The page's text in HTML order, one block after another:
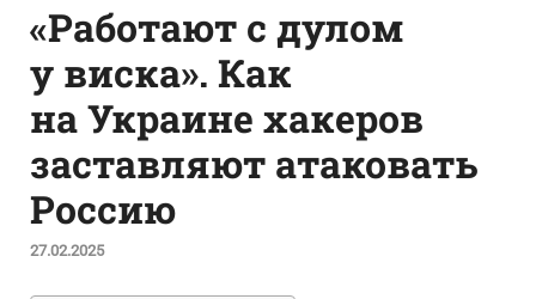
«Работают с дулом
у виска». Как
на Украине хакеров
заставляют атаковать
Россию
27.02.2025